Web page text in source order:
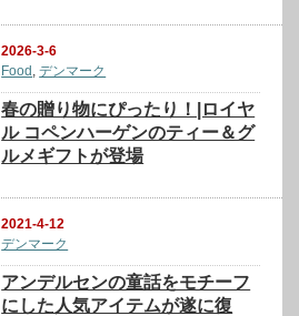
2026-3-6
Food ,デンマーク
春の贈り物にぴったり！|ロイヤ
ル コペンハーゲンのティー＆グ
ルメギフトが登場
2021-4-12
デンマーク
アンデルセンの童話をモチーフ
にした人気アイテムが遂に復